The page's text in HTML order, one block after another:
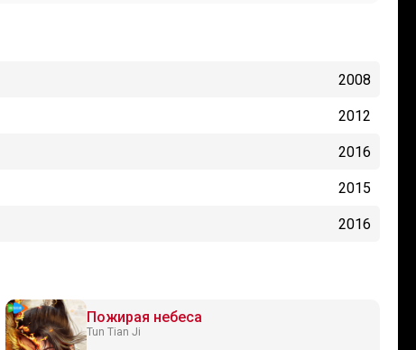
2008
2012
2016
2015
2016
Пожирая небеса
Tun Tian Ji